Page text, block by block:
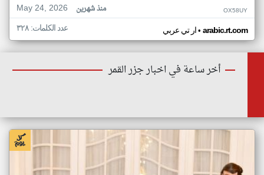
May 24, 2026
منذ شهرين OX58UY
ار تي عربي• arabic.rt.com عدد الكلمات: ٣٢٨
أخر ساعة في اخبار جزر القمر